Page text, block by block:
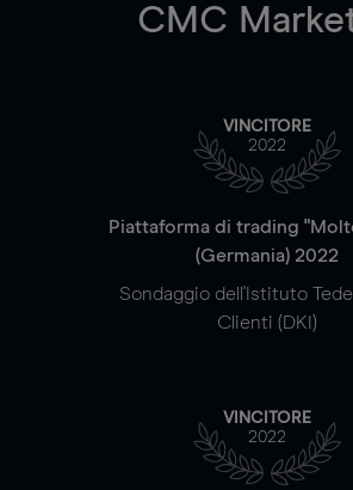
CMC
VINCITORE
2022
Piattaforma di trading
(Germania) 2022
Sondaggio dell'Istituto
Clienti (DKI)
VINCITORE
2022